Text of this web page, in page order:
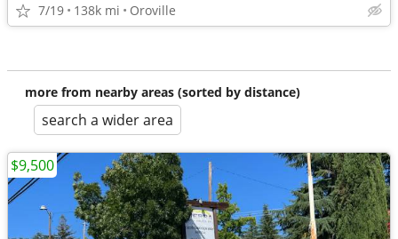
7/19 138k mi Oroville
more from nearby areas (sorted by distance)
search a wider area
$9,500